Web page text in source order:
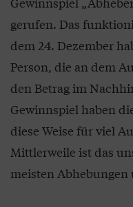
gerufen. Das
dem 24. Dezember
Person, die an dem
den Betrag im
Gewinnspiel haben
diese Weise für viel
Mittlerweile ist das
meisten